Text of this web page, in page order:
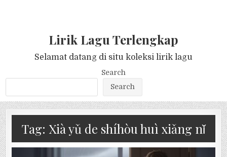
Lirik Lagu Terlengkap
Selamat datang di situ koleksi lirik lagu
Search
Search
Tag: Xià yǔ de shíhòu huì xiǎng nǐ